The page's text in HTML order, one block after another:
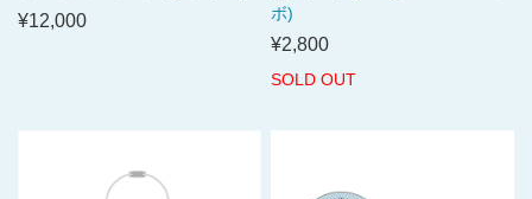
¥12,000
ボ)
¥2,800
SOLD OUT